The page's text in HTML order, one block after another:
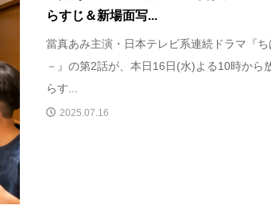
らすじ＆新場面写...
當真あみ主演・日本テレビ系連続ドラマ『ち
－』の第2話が、本日16日(水)よる10時から
らす...
2025.07.16